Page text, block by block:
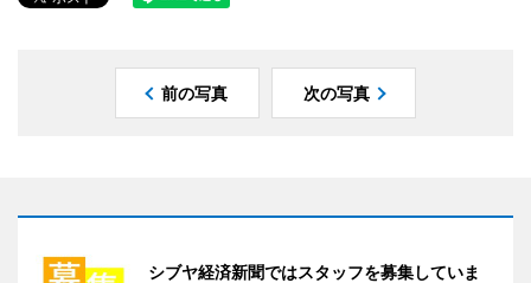
前の写真 次の写真
シブヤ経済新聞ではスタッフを募集していま